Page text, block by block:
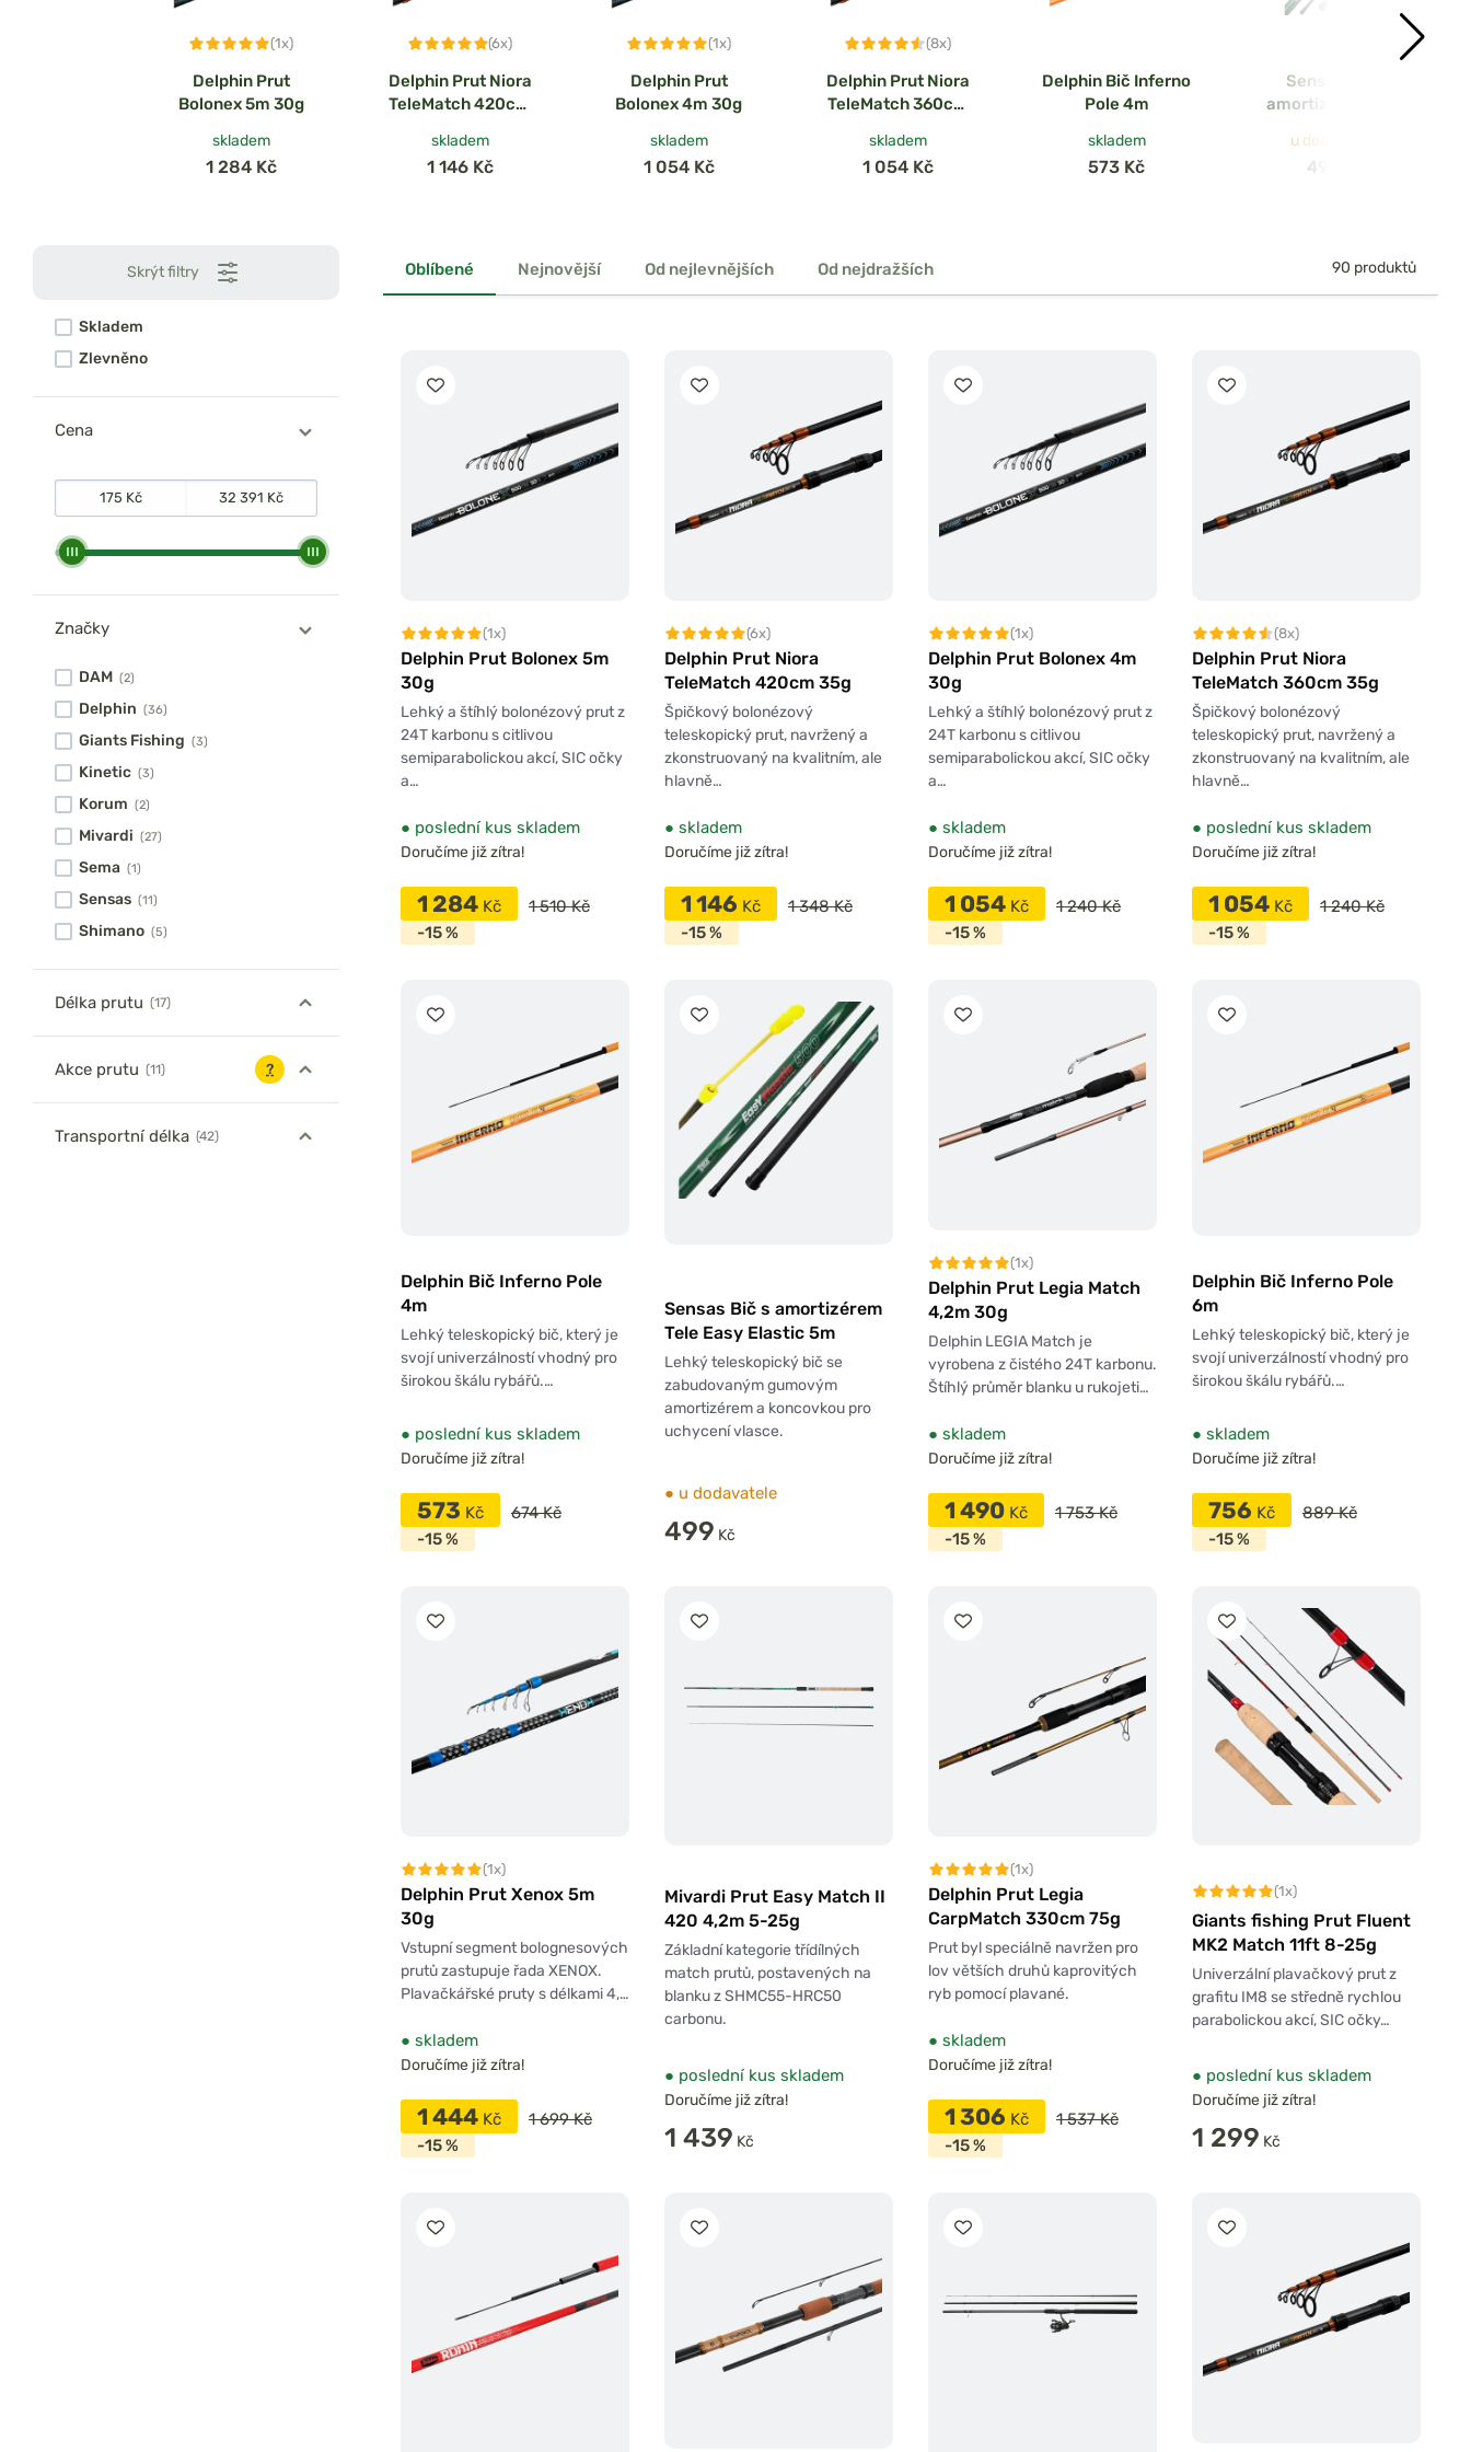
(1x)
Delphin Prut
Bolonex 5m 30g
skladem
1 284 Kč
(6x)
Delphin Prut Niora
TeleMatch 420cm
skladem
1 146 Kč
(1x)
Delphin Prut
Bolonex 4m 30g
skladem
1 054 Kč
(8x)
Delphin Prut Niora
TeleMatch 360cm
skladem
1 054 Kč
Delphin Bič Inferno
Pole 4m
skladem
573 Kč
Sensas Bič s
amortizérem Tele
u dodavatele
499 Kč
Skrýt filtry
Skladem
Zlevněno
Cena
Značky
DAM (2)
Delphin (36)
Giants Fishing (3)
Kinetic (3)
Korum (2)
Mivardi (27)
Sema (1)
Sensas (11)
Shimano (5)
Délka prutu (17)
Akce prutu (11)
Transportní délka (42)
Oblíbené Nejnovější Od nejlevnějších Od nejdražších 90 produktů
(1x)
Delphin Prut Bolonex 5m
30g
Lehký a štíhlý bolonézový prut z
24T karbonu s citlivou
semiparabolickou akcí, SIC očky
a…
● poslední kus skladem
Doručíme již zítra!
1 284 Kč
1 510 Kč
-15 %
(6x)
Delphin Prut Niora
TeleMatch 420cm 35g
Špičkový bolonézový
teleskopický prut, navržený a
zkonstruovaný na kvalitním, ale
hlavně…
● skladem
Doručíme již zítra!
1 146 Kč
1 348 Kč
-15 %
(1x)
Delphin Prut Bolonex 4m
30g
Lehký a štíhlý bolonézový prut z
24T karbonu s citlivou
semiparabolickou akcí, SIC očky
a…
● skladem
Doručíme již zítra!
1 054 Kč
1 240 Kč
-15 %
(8x)
Delphin Prut Niora
TeleMatch 360cm 35g
Špičkový bolonézový
teleskopický prut, navržený a
zkonstruovaný na kvalitním, ale
hlavně…
● poslední kus skladem
Doručíme již zítra!
1 054 Kč
1 240 Kč
-15 %
Delphin Bič Inferno Pole
4m
Lehký teleskopický bič, který je
svojí univerzálností vhodný pro
širokou škálu rybářů.…
● poslední kus skladem
Doručíme již zítra!
573 Kč
674 Kč
-15 %
Sensas Bič s amortizérem
Tele Easy Elastic 5m
Lehký teleskopický bič se
zabudovaným gumovým
amortizérem a koncovkou pro
uchycení vlasce.
● u dodavatele
499 Kč
(1x)
Delphin Prut Legia Match
4,2m 30g
Delphin LEGIA Match je
vyrobena z čistého 24T karbonu.
Štíhlý průměr blanku u rukojeti…
● skladem
Doručíme již zítra!
1 490 Kč
1 753 Kč
-15 %
Delphin Bič Inferno Pole
6m
Lehký teleskopický bič, který je
svojí univerzálností vhodný pro
širokou škálu rybářů.…
● skladem
Doručíme již zítra!
756 Kč
889 Kč
-15 %
(1x)
Delphin Prut Xenox 5m
30g
Vstupní segment bolognesových
prutů zastupuje řada XENOX.
Plavačkářské pruty s délkami 4,…
● skladem
Doručíme již zítra!
1 444 Kč
1 699 Kč
-15 %
Mivardi Prut Easy Match II
420 4,2m 5-25g
Základní kategorie třídílných
match prutů, postavených na
blanku z SHMC55-HRC50
carbonu.
● poslední kus skladem
Doručíme již zítra!
1 439 Kč
(1x)
Delphin Prut Legia
CarpMatch 330cm 75g
Prut byl speciálně navržen pro
lov větších druhů kaprovitých
ryb pomocí plavané.
● skladem
Doručíme již zítra!
1 306 Kč
1 537 Kč
-15 %
(1x)
Giants fishing Prut Fluent
MK2 Match 11ft 8-25g
Univerzální plavačkový prut z
grafitu IM8 se středně rychlou
parabolickou akcí, SIC očky…
● poslední kus skladem
Doručíme již zítra!
1 299 Kč